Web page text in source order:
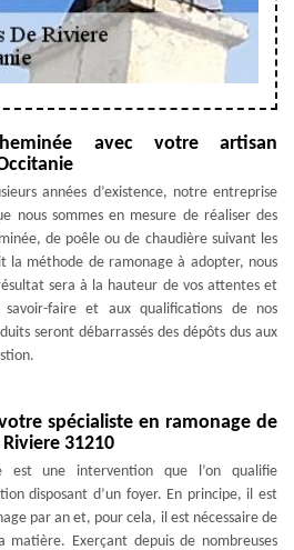
avec votre artisan
années d’existence, notre entreprise
nous sommes en mesure de réaliser des
de poêle ou de chaudière suivant les
la méthode de ramonage à adopter, nous
sera à la hauteur de vos attentes et
faire et aux qualifications de nos
seront débarrassés des dépôts dus aux
spécialiste en ramonage de
31210
est une intervention que l’on qualifie
disposant d’un foyer. En principe, il est
par an et, pour cela, il est nécessaire de
Exerçant depuis de nombreuses